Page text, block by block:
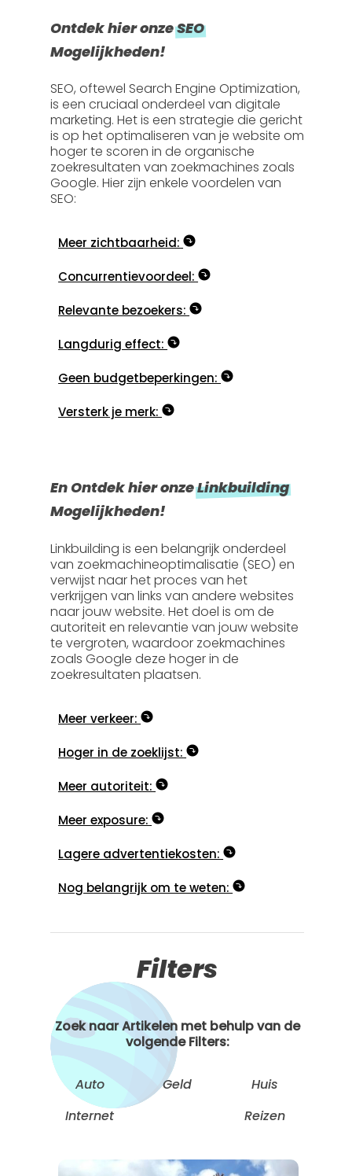
Ontdek hier onzeSEO
Mogelijkheden!
SEO, oftewel Search Engine Optimization,
is een cruciaal onderdeel van digitale
marketing. Het is een strategie die gericht
is op het optimaliseren van je website om
hoger te scoren in de organische
zoekresultaten van zoekmachines zoals
Google. Hier zijn enkele voordelen van
SEO:
Meer zichtbaarheid:
Concurrentievoordeel:
Relevante bezoekers:
Langdurig effect:
Geen budgetbeperkingen:
Versterk je merk:
En Ontdek hier onzeLinkbuilding
Mogelijkheden!
Linkbuilding is een belangrijk onderdeel
van zoekmachineoptimalisatie (SEO) en
verwijst naar het proces van het
verkrijgen van links van andere websites
naar jouw website. Het doel is om de
autoriteit en relevantie van jouw website
te vergroten, waardoor zoekmachines
zoals Google deze hoger in de
zoekresultaten plaatsen.
Meer verkeer:
Hoger in de zoeklijst:
Meer autoriteit:
Meer exposure:
Lagere advertentiekosten:
Nog belangrijk om te weten:
Filters
Zoek naar Artikelen met behulp van de
volgende Filters:
Auto Geld
Huis
Internet
Reizen